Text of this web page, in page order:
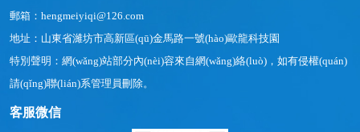
郵箱：hengmeiyiqi@126.com
地址：山東省濰坊市高新區(qū)金馬路一號(hào)歐龍科技園
特別聲明：網(wǎng)站部分內(nèi)容來自網(wǎng)絡(luò)，如有侵權(quán)
請(qǐng)聯(lián)系管理員刪除。
客服微信